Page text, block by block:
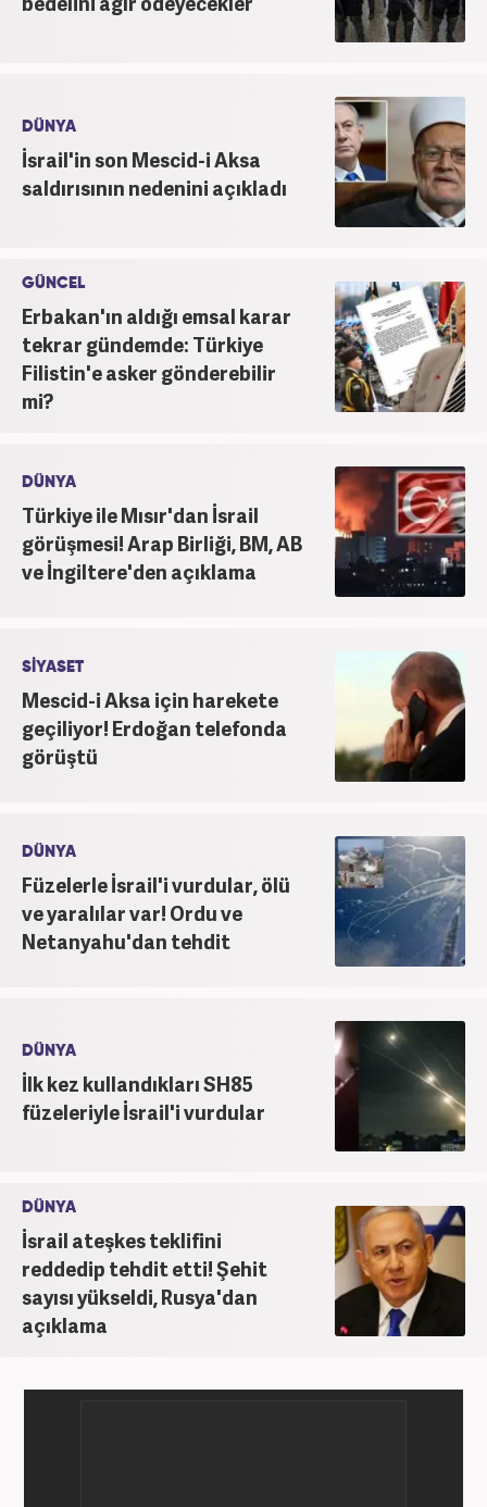
DÜNYA
İsrail'in son Mescid-i Aksa
saldırısının nedenini açıkladı
GÜNCEL
Erbakan'ın aldığı emsal karar
tekrar gündemde: Türkiye
Filistin'e asker gönderebilir
mi?
DÜNYA
Türkiye ile Mısır'dan İsrail
görüşmesi! Arap Birliği, BM, AB
ve İngiltere'den açıklama
SİYASET
Mescid-i Aksa için harekete
geçiliyor! Erdoğan telefonda
görüştü
DÜNYA
Füzelerle İsrail'i vurdular, ölü
ve yaralılar var! Ordu ve
Netanyahu'dan tehdit
DÜNYA
İlk kez kullandıkları SH85
füzeleriyle İsrail'i vurdular
DÜNYA
İsrail ateşkes teklifini
reddedip tehdit etti! Şehit
sayısı yükseldi, Rusya'dan
açıklama